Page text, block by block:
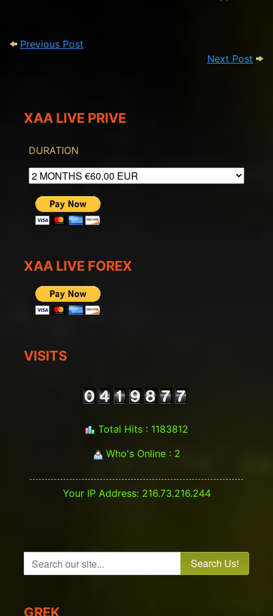
Post navigation
Previous Post
Next Post
XAA LIVE PRIVE
DURATION
XAA LIVE FOREX
VISITS
Total Hits : 1183812
Who's Online : 2
Your IP Address: 216.73.216.244
Search our site...
GREK